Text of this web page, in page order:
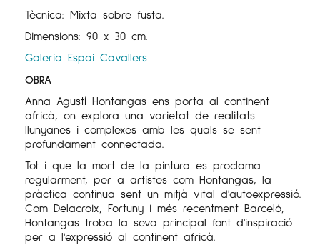
Tècnica: Mixta sobre fusta.
Dimensions: 90 x 30 cm.
Galeria Espai Cavallers
OBRA
Anna Agustí Hontangas ens porta al continent
africà, on explora una varietat de realitats
llunyanes i complexes amb les quals se sent
profundament connectada.
Tot i que la mort de la pintura es proclama
regularment, per a artistes com Hontangas, la
pràctica continua sent un mitjà vital d'autoexpressió.
Com Delacroix, Fortuny i més recentment Barceló,
Hontangas troba la seva principal font d'inspiració
per a l'expressió al continent africà.